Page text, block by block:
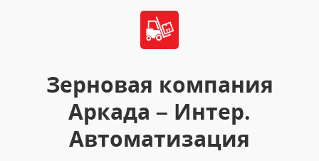
Зерновая компания
Аркада – Интер.
Автоматизация